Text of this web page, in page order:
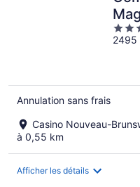
2.5
out
2495
Annulation sans frais
Casino Nouveau-
à 0,55 km
Afficher les détails